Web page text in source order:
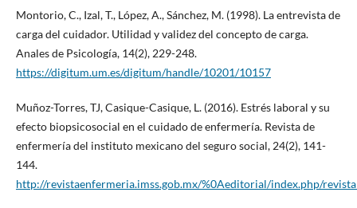
Montorio, C., Izal, T., López, A., Sánchez, M. (1998). La entrevista de
carga del cuidador. Utilidad y validez del concepto de carga.
Anales de Psicología, 14(2), 229-248.
https://digitum.um.es/digitum/handle/10201/10157
Muñoz-Torres, TJ, Casique-Casique, L. (2016). Estrés laboral y su
efecto biopsicosocial en el cuidado de enfermería. Revista de
enfermería del instituto mexicano del seguro social, 24(2), 141-
144.
http://revistaenfermeria.imss.gob.mx/%0Aeditorial/index.php/